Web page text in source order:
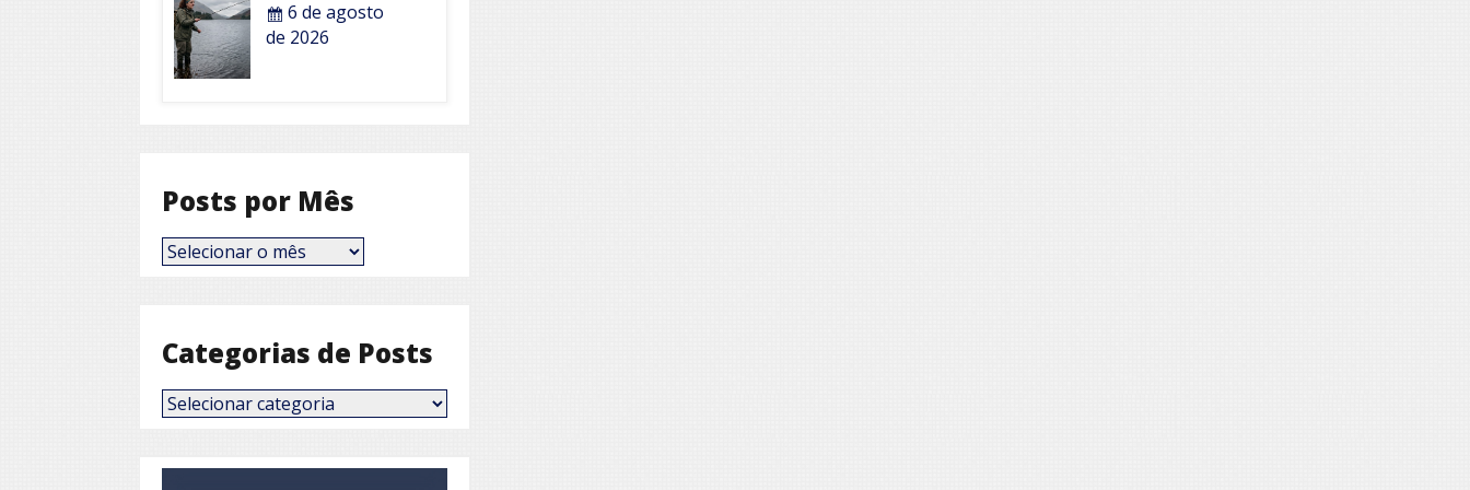
6 de agosto
de 2026
Posts por Mês
Posts
por
Categorias de Posts
Categorias
de